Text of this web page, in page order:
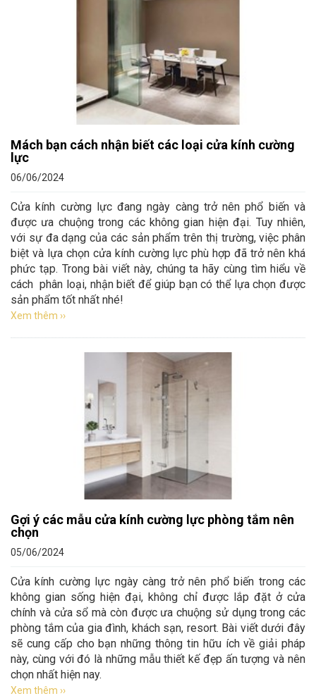
Mách bạn cách nhận biết các loại cửa kính cường
lực
06/06/2024
Cửa kính cường lực đang ngày càng trở nên phổ biến và
được ưa chuộng trong các không gian hiện đại. Tuy nhiên,
với sự đa dạng của các sản phẩm trên thị trường, việc phân
biệt và lựa chọn cửa kính cường lực phù hợp đã trở nên khá
phức tạp. Trong bài viết này, chúng ta hãy cùng tìm hiểu về
cách phân loại, nhận biết để giúp bạn có thể lựa chọn được
sản phẩm tốt nhất nhé!
Xem thêm ››
Gợi ý các mẫu cửa kính cường lực phòng tắm nên
chọn
05/06/2024
Cửa kính cường lực ngày càng trở nên phổ biến trong các
không gian sống hiện đại, không chỉ được lắp đặt ở cửa
chính và cửa sổ mà còn được ưa chuộng sử dụng trong các
phòng tắm của gia đình, khách sạn, resort. Bài viết dưới đây
sẽ cung cấp cho bạn những thông tin hữu ích về giải pháp
này, cùng với đó là những mẫu thiết kế đẹp ấn tượng và nên
chọn nhất hiện nay.
Xem thêm ››